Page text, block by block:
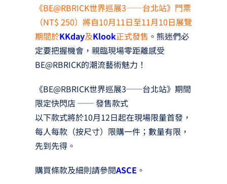
《BE@RBRICK世界巡展3──台北站》門票
（NT$ 250）將自10月11日至11月10日展覽
期間於KKday及Klook正式發售 。熊迷們必
定要把握機會，親臨現場零距離感受
BE@RBRICK的潮流藝術魅力！
《BE@RBRICK世界巡展3──台北站》期間
限定快閃店 ── 發售款式
以下款式將於10月12日起在現場限量首發，
每人每款（按尺寸）限購一件；數量有限，
先到先得。
購買條款及細則請參閱ASCE 。